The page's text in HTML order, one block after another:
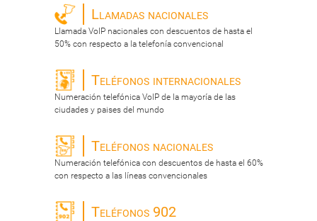
Llamadas nacionales
Llamada VoIP nacionales con descuentos de hasta el
50% con respecto a la telefonía convencional
Teléfonos internacionales
Numeración telefónica VoIP de la mayoría de las
ciudades y paises del mundo
Teléfonos nacionales
Numeración telefónica con descuentos de hasta el 60%
con respecto a las líneas convencionales
Teléfonos 902